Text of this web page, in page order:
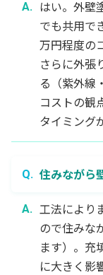
はい。外壁
でも共用で
万円程度の
さらに外張
る（紫外線
コストの観
タイミング
住みながら
工法により
ので住みな
ます）。充
に大きく影